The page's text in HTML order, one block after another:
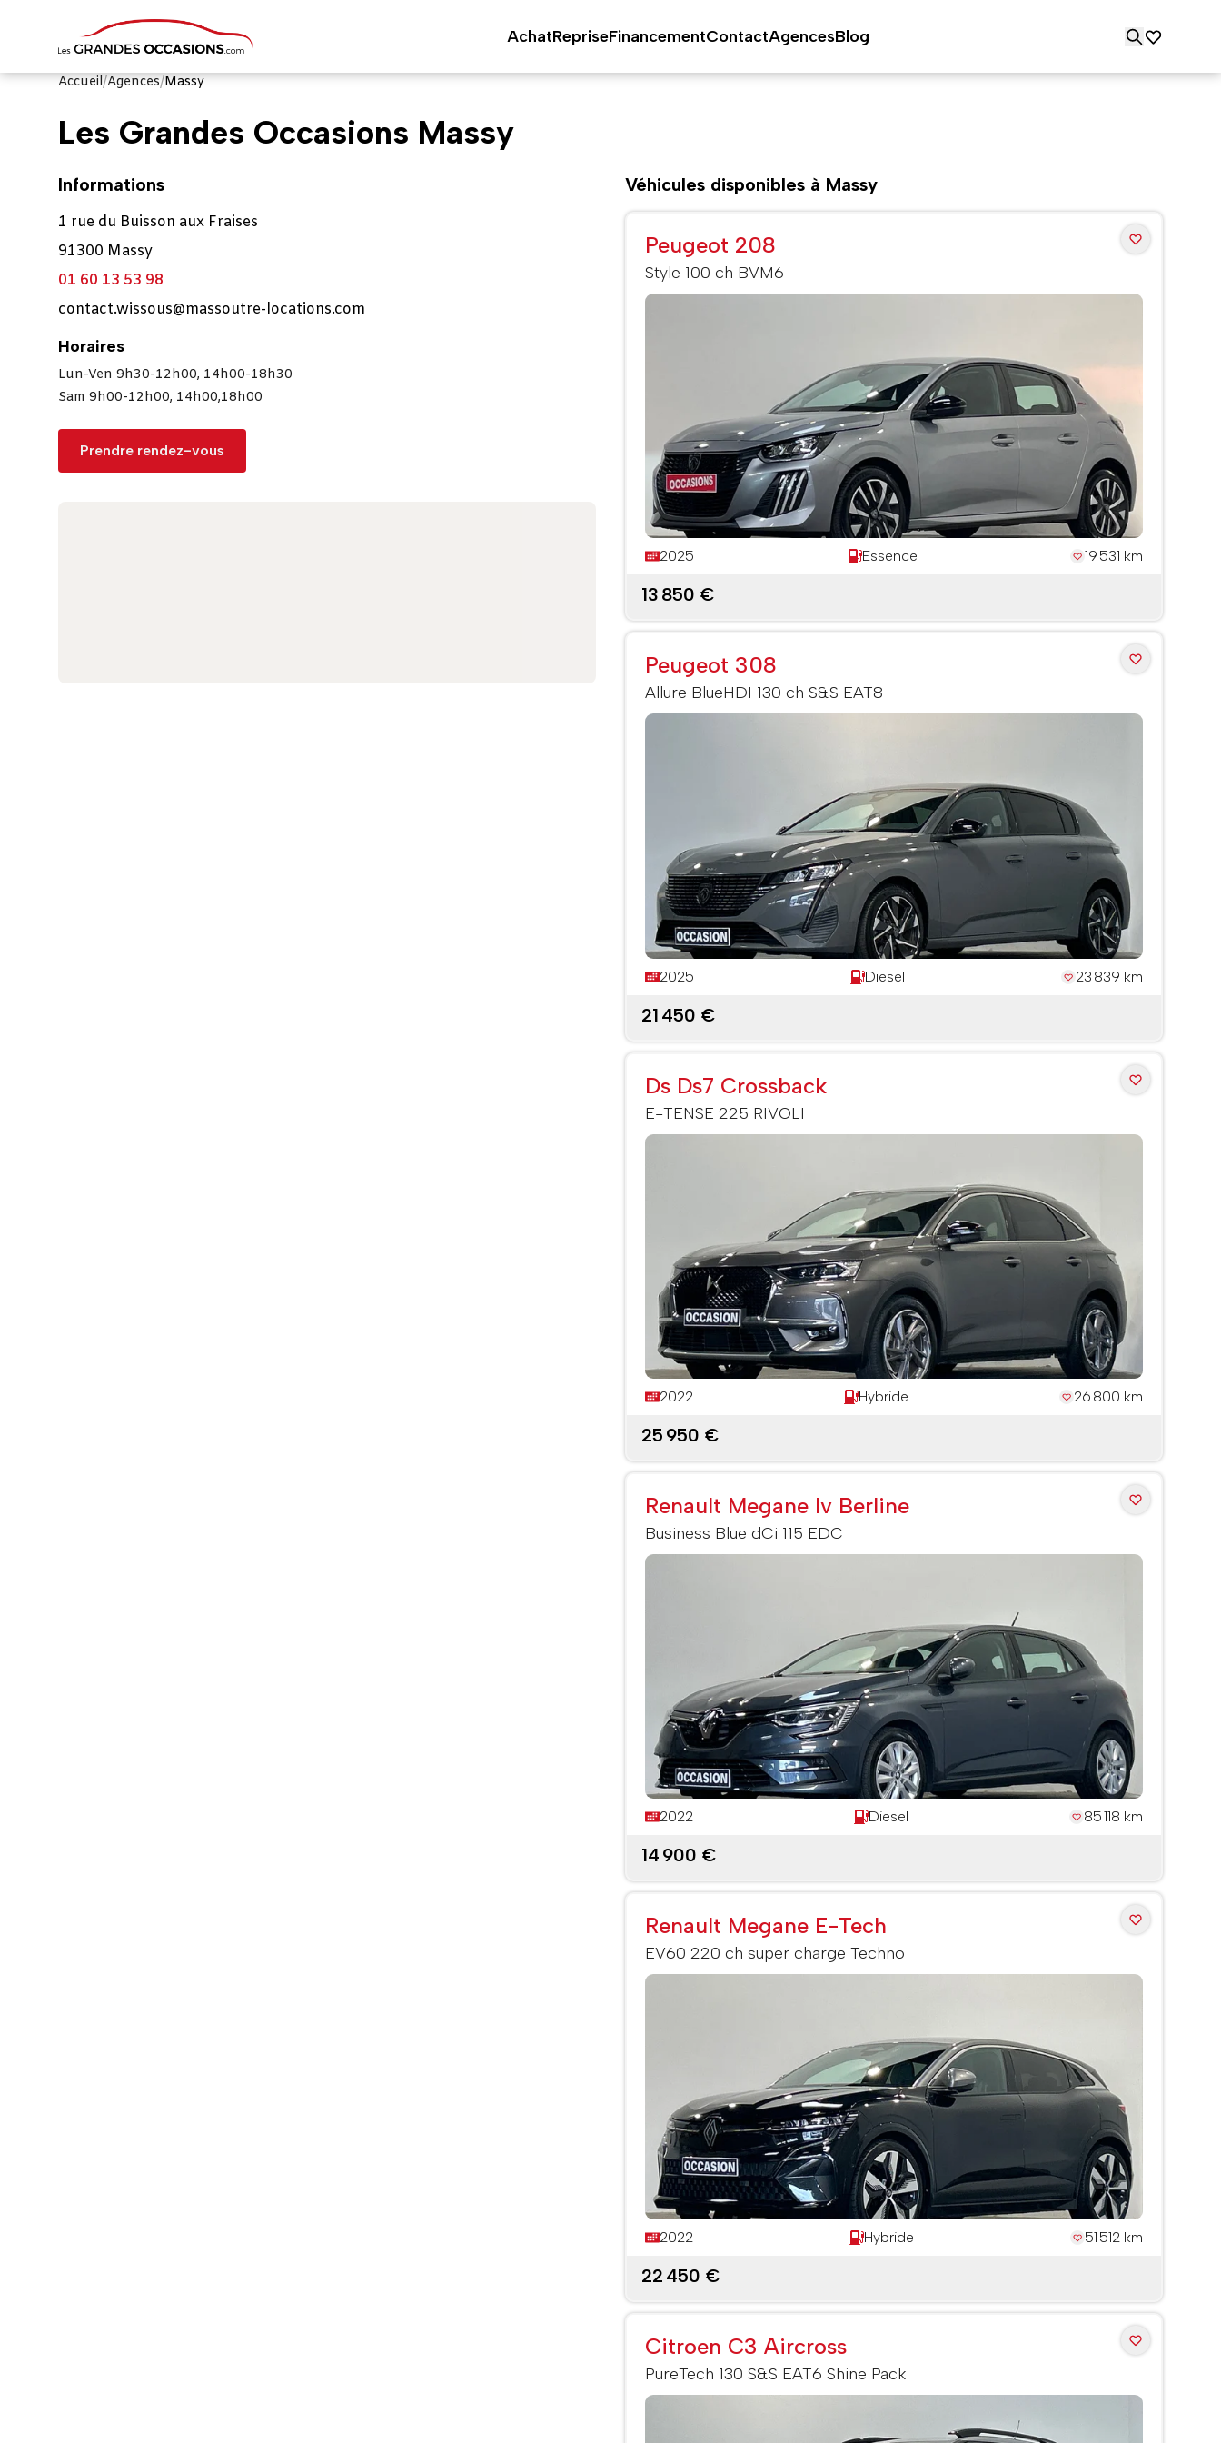
AchatRepriseFinancementContactAgencesBlog
Accueil/Agences/Massy
Les Grandes Occasions Massy
Informations
1 rue du Buisson aux Fraises
91300 Massy
01 60 13 53 98
contact.wissous@massoutre-locations.com
Horaires
Lun-Ven 9h30-12h00, 14h00-18h30
Sam 9h00-12h00, 14h00,18h00
Prendre rendez-vous
Véhicules disponibles à Massy
Peugeot 208
Style 100 ch BVM6
2025 Essence 19 531 km
13 850 €
Peugeot 308
Allure BlueHDI 130 ch S&S EAT8
2025 Diesel 23 839 km
21 450 €
Ds Ds7 Crossback
E-TENSE 225 RIVOLI
2022 Hybride 26 800 km
25 950 €
Renault Megane Iv Berline
Business Blue dCi 115 EDC
2022 Diesel 85 118 km
14 900 €
Renault Megane E-Tech
EV60 220 ch super charge Techno
2022 Hybride 51 512 km
22 450 €
Citroen C3 Aircross
PureTech 130 S&S EAT6 Shine Pack